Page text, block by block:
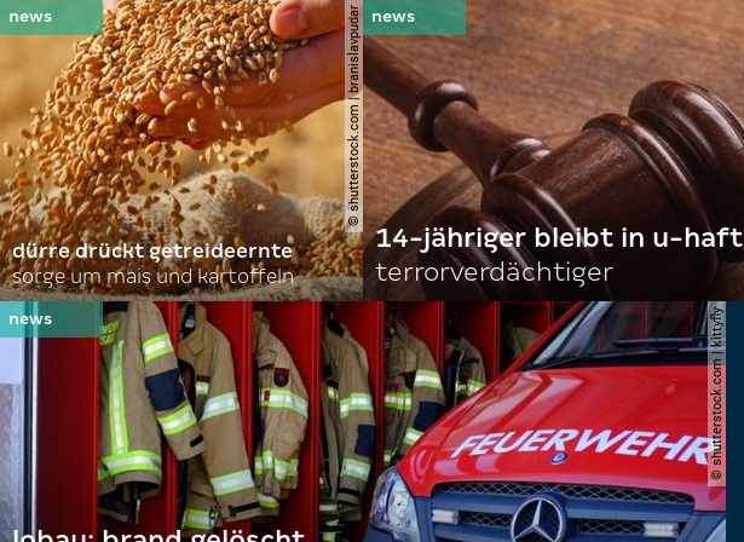
© shutterstock.com | branislavpudar
dürre drückt getreideernte
sorge um mais und kartoffeln
14-jähriger bleibt in u-haft
terrorverdächtiger
© shutterstock.com | kittyfly